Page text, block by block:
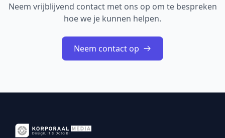
Neem vrijblijvend contact met ons op om te bespreken
hoe we je kunnen helpen.
Neem contact op